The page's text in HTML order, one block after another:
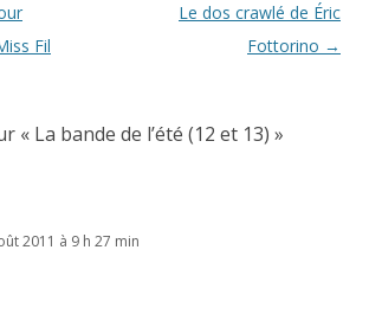
Fil
Le dos crawlé de Éric
Fottorino →
« La bande de l’été (12 et 13) »
2011 à 9 h 27 min